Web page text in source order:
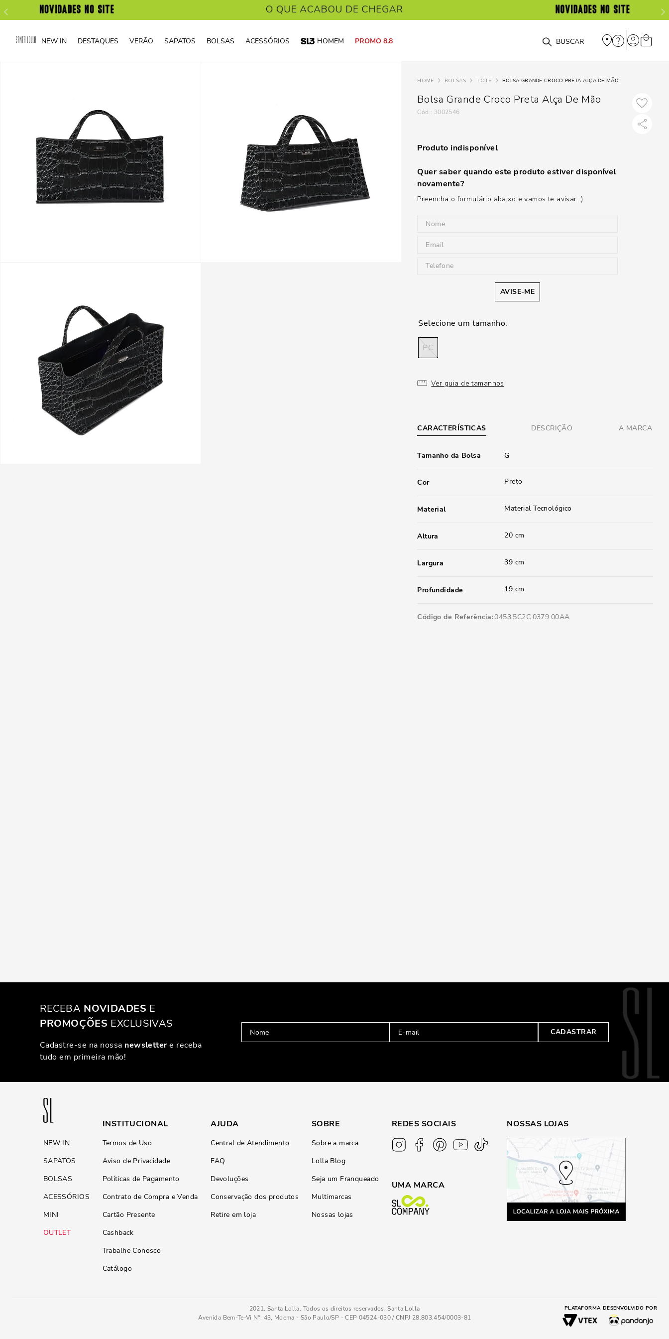
NEW IN DESTAQUES VERÃO SAPATOS BOLSAS ACESSÓRIOS HOMEM PROMO 8.8 O que você está procurando?
BOLSAS TOTE BOLSA GRANDE CROCO PRETA ALÇA DE MÃO
Bolsa Grande Croco Preta Alça De Mão
: 3002546
Produto indisponível
Quer saber quando este produto estiver disponível
novamente?
Preencha o formulário abaixo e vamos te avisar :)
AVISE-ME
PC
Ver guia de tamanhos
CARACTERÍSTICAS DESCRIÇÃO A MARCA
Tamanho da Bolsa G
Cor Preto
Material Material Tecnológico
Altura 20 cm
Largura 39 cm
Profundidade 19 cm
Código de Referência 0453.5C2C.0379.00AA
RECEBA NOVIDADES E
PROMOÇÕES EXCLUSIVAS
Cadastre-se na nossa newslettere receba
tudo em primeira mão!
CADASTRAR
NEW IN
SAPATOS
BOLSAS
ACESSÓRIOS
MINI
OUTLET
INSTITUCIONAL
Termos de Uso
Aviso de Privacidade
Políticas de Pagamento
Contrato de Compra e Venda
Cartão Presente
Cashback
Trabalhe Conosco
Catálogo
AJUDA
Central de Atendimento
FAQ
Devoluções
Conservação dos produtos
Retire em loja
SOBRE
Sobre a marca
Lolla Blog
Seja um Franqueado
Multimarcas
Nossas lojas
REDES SOCIAIS
UMA MARCA
NOSSAS LOJAS
2021, Santa Lolla, Todos os direitos reservados, Santa Lolla
Avenida Bem-Te-Vi N°: 43, Moema - São Paulo/SP - CEP 04524-030 / CNPJ 28.803.454/0003-81
PLATAFORMA DESENVOLVIDO POR